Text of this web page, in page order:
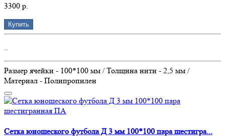
3300 р.
Купить
Размер ячейки - 100*100 мм / Толщина нити - 2,5 мм /
Материал - Полипропилен
Сетка юношеского футбола Д 3 мм 100*100 пара шестигра...